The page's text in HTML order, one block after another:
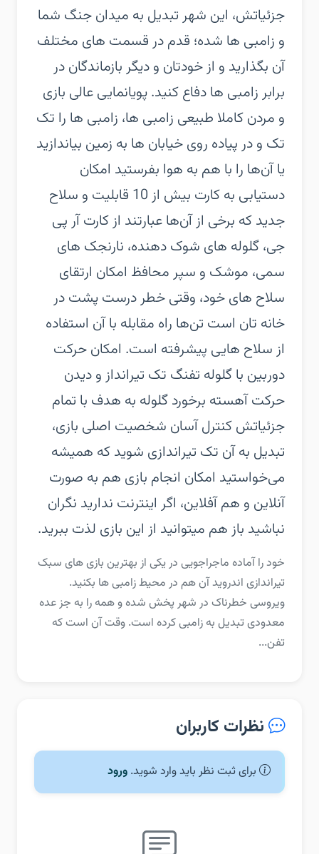
جزئیاتش، این شهر تبدیل به میدان جنگ شما
و زامبی ها شده؛ قدم در قسمت های مختلف
آن بگذارید و از خودتان و دیگر بازماندگان در
برابر زامبی ها دفاع کنید.‏ پویانمایی عالی بازی
و مردن کاملا طبیعی زامبی ها، زامبی ها را تک
تک و در پیاده روی خیابان ها به زمین بیاندازید
یا آن‌ها را با هم به هوا بفرستید‏ امکان
دستیابی به کارت بیش از 10 قابلیت و سلاح
جدید که برخی از آن‌ها عبارتند از کارت آر پی
جی، گلوله های شوک دهنده، نارنجک های
سمی، موشک و سپر محافظ‏ امکان ارتقای
سلاح های خود، وقتی خطر درست پشت در
خانه تان است تن‌ها راه مقابله با آن استفاده
از سلاح هایی پیشرفته است.‏ امکان حرکت
دوربین با گلوله تفنگ تک تیرانداز و دیدن
حرکت آهسته برخورد گلوله به هدف با تمام
جزئیاتش‏ کنترل آسان شخصیت اصلی بازی،
تبدیل به آن تک تیراندازی شوید که همیشه
می‌خواستید‏ امکان انجام بازی هم به صورت
آنلاین و هم آفلاین، اگر اینترنت ندارید نگران
نباشید باز هم میتوانید از این بازی لذت ببرید.
‏‏خود را آماده ماجراجویی در یکی از بهترین بازی های سبک
تیراندازی اندروید آن هم در محیط زامبی ها بکنید.
ویروسی خطرناک در شهر پخش شده و همه را به جز عده
معدودی تبدیل به زامبی کرده است. وقت آن است که
تفن...
نظرات کاربران
برای ثبت نظر باید وارد شوید. ورود